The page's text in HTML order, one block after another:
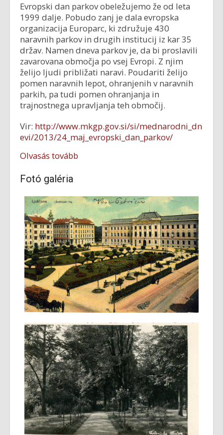
Evropski dan parkov obeležujemo že od leta
1999 dalje. Pobudo zanj je dala evropska
organizacija Europarc, ki združuje 430
naravnih parkov in drugih institucij iz kar 35
držav. Namen dneva parkov je, da bi proslavili
zavarovana območja po vsej Evropi. Z njim
želijo ljudi približati naravi. Poudariti želijo
pomen naravnih lepot, ohranjenih v naravnih
parkih, pa tudi pomen ohranjanja in
trajnostnega upravljanja teh območij.
Vir: http://www.mkgp.gov.si/si/mednarodni_dn
evi/2013/24_maj_evropski_dan_parkov/
Olvasás tovább
Fotó galéria